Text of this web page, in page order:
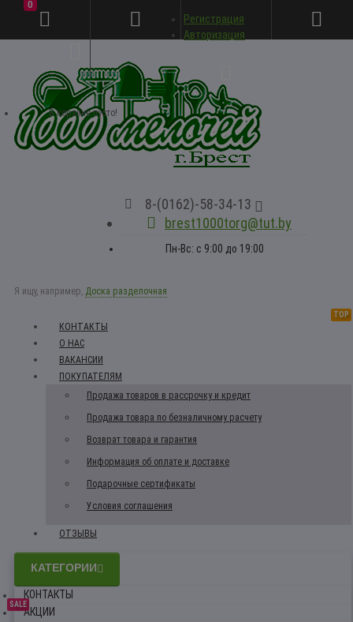
8-(0162)-58-34-13
brest1000torg@tut.by
Пн-Вс: с 9:00 до 19:00
Я ищу, например, Доска разделочная
Регистрация
Авторизация
0
В корзине пусто!
КОНТАКТЫ
О НАС
ВАКАНСИИ
ПОКУПАТЕЛЯМ
Продажа товаров в рассрочку и кредит
Продажа товара по безналичному расчету
Возврат товара и гарантия
Информация об оплате и доставке
Подарочные сертификаты
Условия соглашения
TOP
ОТЗЫВЫ
КАТЕГОРИИ
КОНТАКТЫ
SALE
АКЦИИ